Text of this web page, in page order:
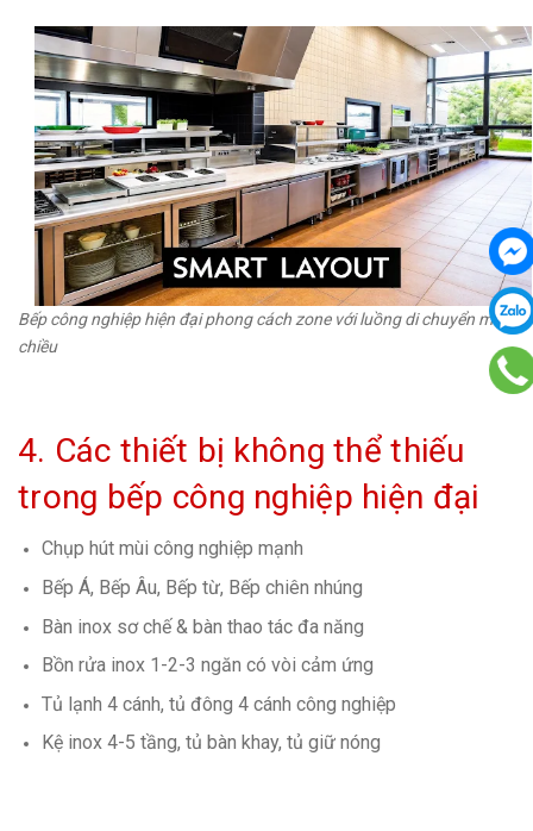
Bếp công nghiệp hiện đại phong cách zone với luồng di chuyển một
chiều
4. Các thiết bị không thể thiếu
trong bếp công nghiệp hiện đại
Chụp hút mùi công nghiệp mạnh
Bếp Á, Bếp Âu, Bếp từ, Bếp chiên nhúng
Bàn inox sơ chế & bàn thao tác đa năng
Bồn rửa inox 1-2-3 ngăn có vòi cảm ứng
Tủ lạnh 4 cánh, tủ đông 4 cánh công nghiệp
Kệ inox 4-5 tầng, tủ bàn khay, tủ giữ nóng